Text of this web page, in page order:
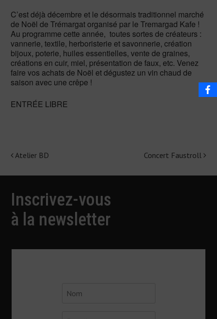
C’est déjà décembre et le désormais traditionnel marché
de Noël de Trémargat organisé par le Tremargad Kafe !
Au programme cette année, toutes sortes de créateurs :
vannerie, textile, herboristerie et savonnerie, création
bijoux, poterie, huiles essentielles, vente de graines,
créations en cuir, miel, présentation de faux, etc. Venez
faire vos achats de Noël et dégustez un vin chaud de
saison avec une crêpe !
ENTRÉE LIBRE
Navigation
de
l'article
Atelier BD Concert Faustroll
Inscrivez-vous
à la newsletter